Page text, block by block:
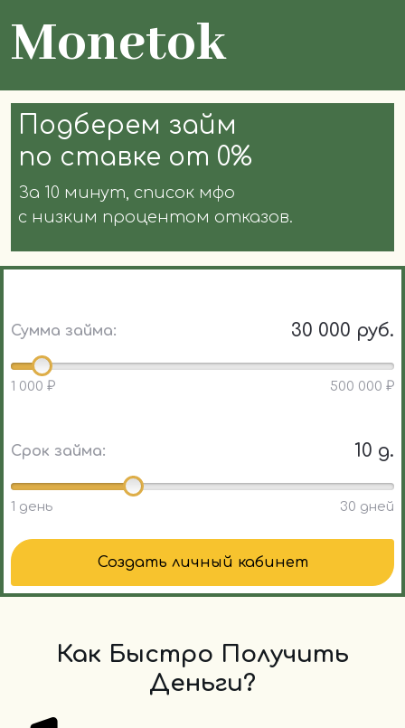
Monetok
Подберем займ
по ставке от 0%
За 10 минут, список мфо
с низким процентом отказов.
Сумма займа: 30 000 руб.
1 000 ₽ 500 000 ₽
Срок займа: 10 д.
1 день 30 дней
Создать личный кабинет
Как Быстро Получить
Деньги?